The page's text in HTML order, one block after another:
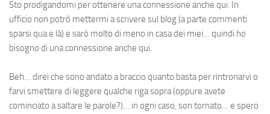
Sto prodigandomi per ottenere una connessione anche qui. In
ufficio non potrò mettermi a scrivere sul blog (a parte commenti
sparsi qua e là) e sarò molto di meno in casa dei miei… quindi ho
bisogno di una connessione anche qui.
Beh… direi che sono andato a braccio quanto basta per rintronarvi o
farvi smettere di leggere qualche riga sopra (oppure avete
cominciato a saltare le parole?)… in ogni caso, son tornato… e spero